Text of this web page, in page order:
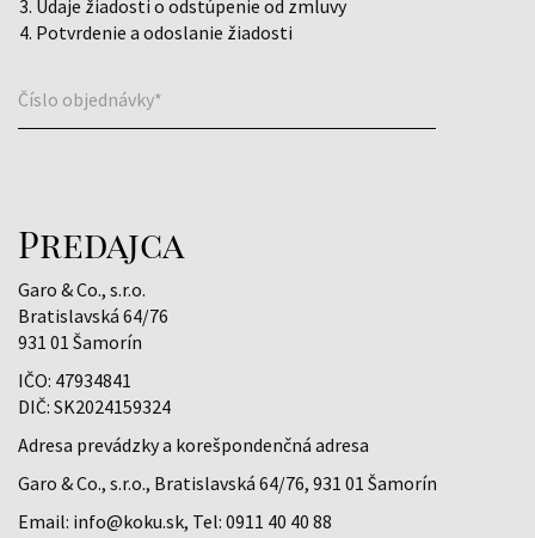
Údaje žiadosti o odstúpenie od zmluvy
Potvrdenie a odoslanie žiadosti
Číslo objednávky*
Predajca
Garo & Co., s.r.o.
Bratislavská 64/76
931 01 Šamorín
IČO: 47934841
DIČ: SK2024159324
Adresa prevádzky a korešpondenčná adresa
Garo & Co., s.r.o., Bratislavská 64/76, 931 01 Šamorín
Email: info@koku.sk, Tel: 0911 40 40 88